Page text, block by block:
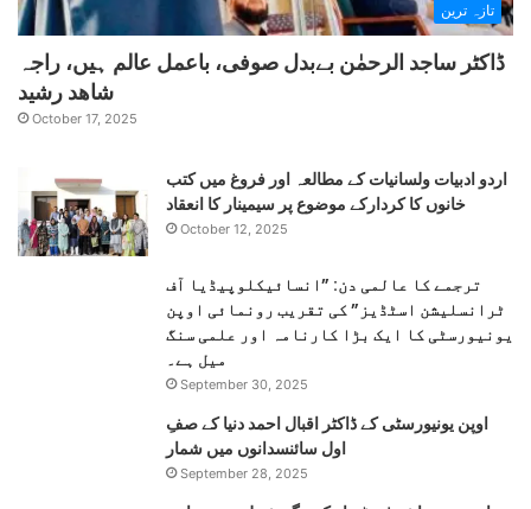
تازہ ترین
ڈاکٹر ساجد الرحمٰن بےبدل صوفی، باعمل عالم ہیں، راجہ
شاھد رشید
October 17, 2025
اردو ادبیات ولسانیات کے مطالعہ اور فروغ میں کتب
خانوں کا کردارکے موضوع پر سیمینار کا انعقاد
October 12, 2025
ترجمے کا عالمی دن: ”انسائیکلوپیڈیا آف
ٹرانسلیشن اسٹڈیز” کی تقریب رونمائی اوپن
یونیورسٹی کا ایک بڑا کارنامہ اور علمی سنگ
میل ہے۔
September 30, 2025
اوپن یونیورسٹی کے ڈاکٹر اقبال احمد دنیا کے صفِ
اول سائنسدانوں میں شمار
September 28, 2025